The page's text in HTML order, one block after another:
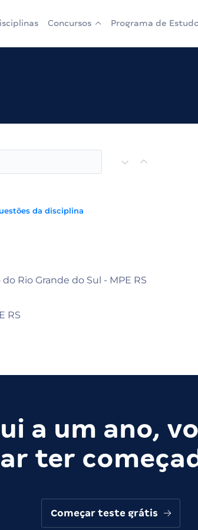
Concursos Programa de
da disciplina
Rio Grande do Sul - MPE RS
RS
a um ano,
ter
Começar teste grátis